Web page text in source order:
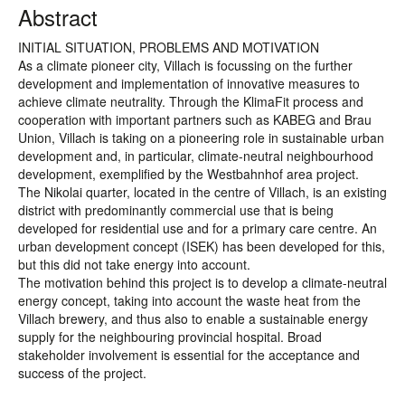
Abstract
INITIAL SITUATION, PROBLEMS AND MOTIVATION
As a climate pioneer city, Villach is focussing on the further
development and implementation of innovative measures to
achieve climate neutrality. Through the KlimaFit process and
cooperation with important partners such as KABEG and Brau
Union, Villach is taking on a pioneering role in sustainable urban
development and, in particular, climate-neutral neighbourhood
development, exemplified by the Westbahnhof area project.
The Nikolai quarter, located in the centre of Villach, is an existing
district with predominantly commercial use that is being
developed for residential use and for a primary care centre. An
urban development concept (ISEK) has been developed for this,
but this did not take energy into account.
The motivation behind this project is to develop a climate-neutral
energy concept, taking into account the waste heat from the
Villach brewery, and thus also to enable a sustainable energy
supply for the neighbouring provincial hospital. Broad
stakeholder involvement is essential for the acceptance and
success of the project.